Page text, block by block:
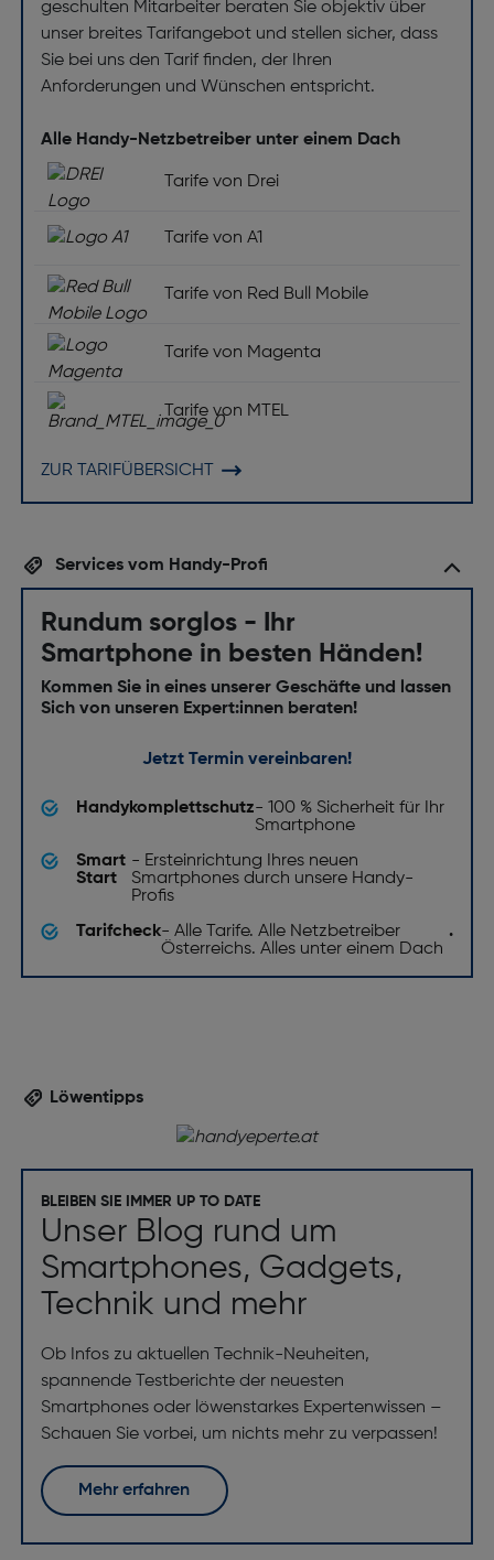
geschulten Mitarbeiter beraten Sie objektiv über
unser breites Tarifangebot und stellen sicher, dass
Sie bei uns den Tarif finden, der Ihren
Anforderungen und Wünschen entspricht.
Alle Handy-Netzbetreiber unter einem Dach
Tarife von Drei
Tarife von A1
Tarife von Red Bull Mobile
Tarife von Magenta
Tarife von MTEL
ZUR TARIFÜBERSICHT
Services vom Handy-Profi
Rundum sorglos - Ihr
Smartphone in besten Händen!
Kommen Sie in eines unserer Geschäfte und lassen
Sich von unseren Expert:innen beraten!
Jetzt Termin vereinbaren!
Handykomplettschutz- 100 % Sicherheit für Ihr
Smartphone
Smart
Start
- Ersteinrichtung Ihres neuen
Smartphones durch unsere Handy-
Profis
Tarifcheck- Alle Tarife. Alle Netzbetreiber
Österreichs. Alles unter einem Dach
.
Löwentipps
BLEIBEN SIE IMMER UP TO DATE
Unser Blog rund um
Smartphones, Gadgets,
Technik und mehr
Ob Infos zu aktuellen Technik-Neuheiten,
spannende Testberichte der neuesten
Smartphones oder löwenstarkes Expertenwissen –
Schauen Sie vorbei, um nichts mehr zu verpassen!
Mehr erfahren